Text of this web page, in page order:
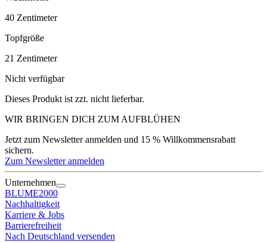
40 Zentimeter
Topfgröße
21 Zentimeter
Nicht verfügbar
Dieses Produkt ist zzt. nicht lieferbar.
WIR BRINGEN DICH ZUM AUFBLÜHEN
Jetzt zum Newsletter anmelden und 15 % Willkommensrabatt
sichern.
Zum Newsletter anmelden
Unternehmen
BLUME2000
Nachhaltigkeit
Karriere & Jobs
Barrierefreiheit
Nach Deutschland versenden